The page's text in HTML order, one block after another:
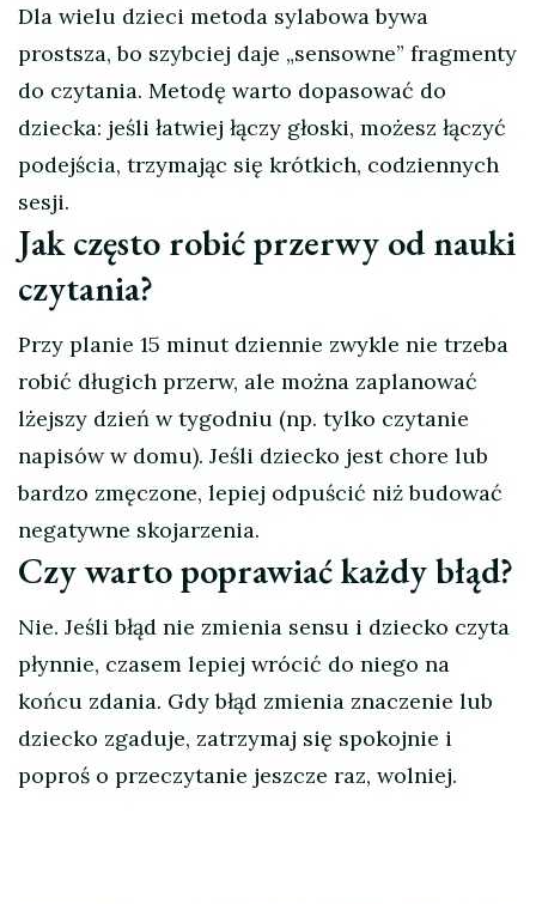
Dla wielu dzieci metoda sylabowa bywa
prostsza, bo szybciej daje „sensowne” fragmenty
do czytania. Metodę warto dopasować do
dziecka: jeśli łatwiej łączy głoski, możesz łączyć
podejścia, trzymając się krótkich, codziennych
sesji.
Jak często robić przerwy od nauki
czytania?
Przy planie 15 minut dziennie zwykle nie trzeba
robić długich przerw, ale można zaplanować
lżejszy dzień w tygodniu (np. tylko czytanie
napisów w domu). Jeśli dziecko jest chore lub
bardzo zmęczone, lepiej odpuścić niż budować
negatywne skojarzenia.
Czy warto poprawiać każdy błąd?
Nie. Jeśli błąd nie zmienia sensu i dziecko czyta
płynnie, czasem lepiej wrócić do niego na
końcu zdania. Gdy błąd zmienia znaczenie lub
dziecko zgaduje, zatrzymaj się spokojnie i
poproś o przeczytanie jeszcze raz, wolniej.